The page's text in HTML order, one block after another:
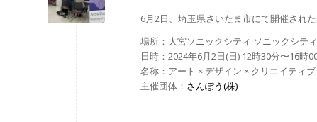
6月2日、埼玉県さいたま市にて開催され
場所：大宮ソニックシティ ソニックシテ
日時：2024年6月2日(日) 12時30分〜16時
名称：アート × デザイン × クリエイティ
主催団体： さんぽう(株)